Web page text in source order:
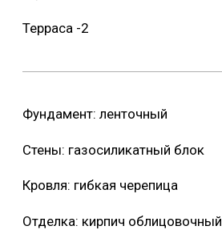
Фундамент: ленточный
Стены: газосиликатный блок
Кровля: гибкая черепица
Отделка: кирпич облицовочный
Терраса -2